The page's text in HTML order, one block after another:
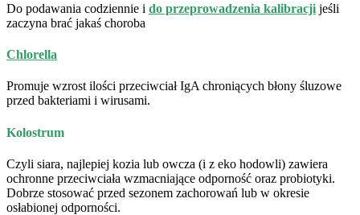
Do podawania codziennie i do przeprowadzenia kalibracji jeśli
zaczyna brać jakaś choroba
Chlorella
Promuje wzrost ilości przeciwciał IgA chroniących błony śluzowe
przed bakteriami i wirusami.
Kolostrum
Czyli siara, najlepiej kozia lub owcza (i z eko hodowli) zawiera
ochronne przeciwciała wzmacniające odporność oraz probiotyki.
Dobrze stosować przed sezonem zachorowań lub w okresie
osłabionej odporności.